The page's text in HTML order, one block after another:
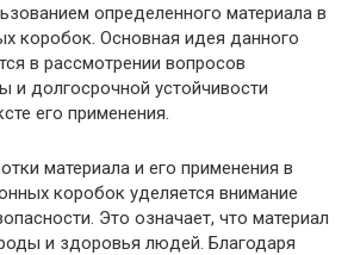
определенного материала в
коробок. Основная идея данного
в рассмотрении вопросов
долгосрочной устойчивости
его применения.
материала и его применения в
коробок уделяется внимание
Это означает, что материал
и здоровья людей. Благодаря